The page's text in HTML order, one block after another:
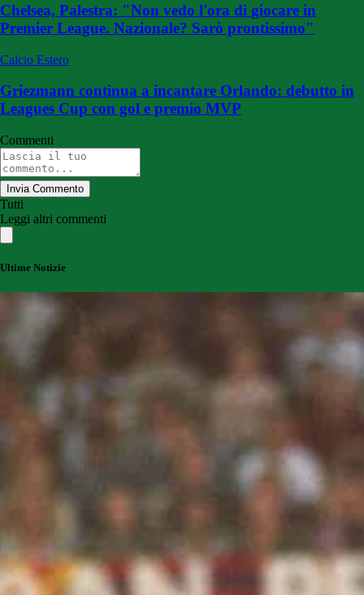
Chelsea, Palestra: "Non vedo l'ora di giocare in
Premier League. Nazionale? Sarò prontissimo"
Calcio Estero
Griezmann continua a incantare Orlando: debutto in
Leagues Cup con gol e premio MVP
Commenti
Invia Commento
Tutti
Leggi altri commenti
Ultime Notizie